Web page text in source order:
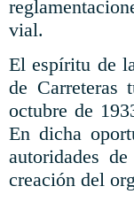
vial.
El espíritu de
de Carreteras
octubre de
En dicha
autoridades
creación del